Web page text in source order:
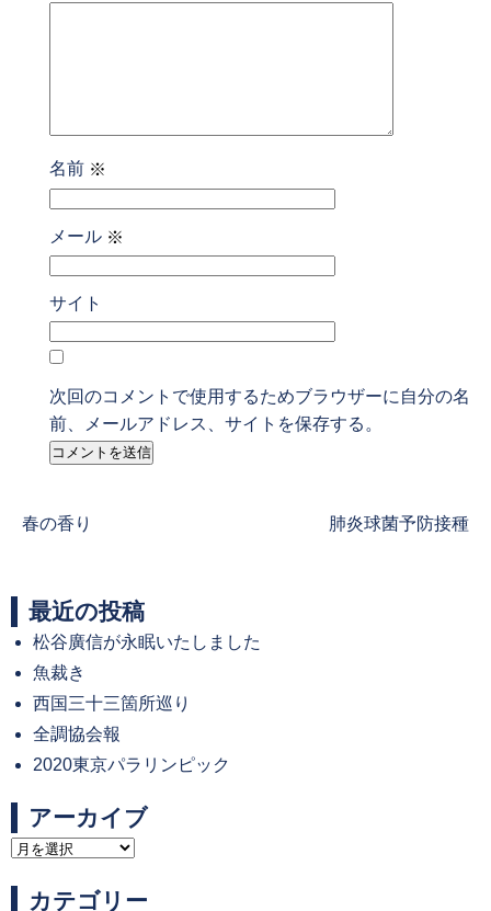
名前 ※
メール ※
サイト
次回のコメントで使用するためブラウザーに自分の名
前、メールアドレス、サイトを保存する。
Previous
春の香り
Next
肺炎球菌予防接種
最近の投稿
松谷廣信が永眠いたしました
魚裁き
西国三十三箇所巡り
全調協会報
2020東京パラリンピック
アーカイブ
ア
カテゴリー